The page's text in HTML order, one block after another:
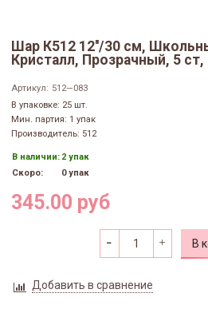
Шар К512 12''/30 см,
Кристалл, Прозрачный, 5
Артикул: 512—083
В упаковке: 25 шт.
Мин. партия: 1 упак
Производитель: 512
В наличии: 2 упак
Скоро:
0 упак
345.00 руб
В
Добавить в сравнение